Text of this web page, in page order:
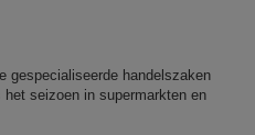
gespecialiseerde handelszaken
seizoen in supermarkten en